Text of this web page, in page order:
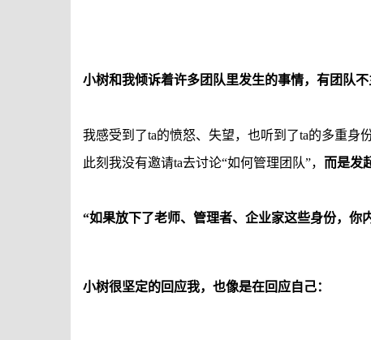
小树和我倾诉着许多团队里发生的事情，有团队
我感受到了ta的愤怒、失望，也听到了ta的多重
此刻我没有邀请ta去讨论“如何管理团队”， 而是发
“如果放下了老师、管理者、企业家这些身份，你
小树很坚定的回应我，也像是在回应自己：